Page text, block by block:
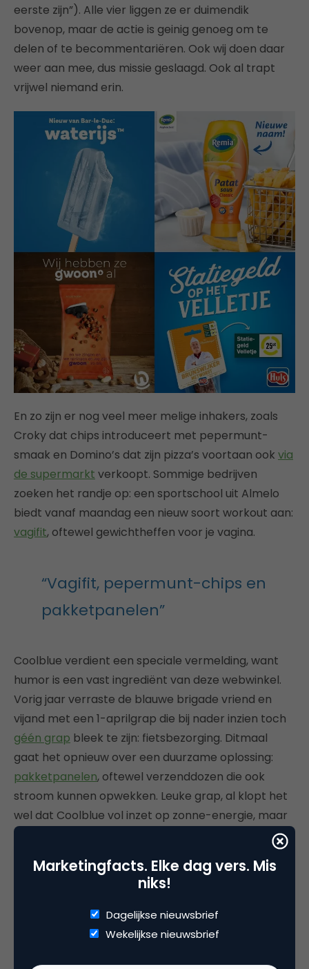
eerste zijn”). Alle vier liggen ze er duimendik
bovenop, maar de actie is geinig genoeg om te
delen of te becommentariëren. Ook wij doen daar
weer aan mee, dus missie geslaagd. Ook al trapt
vrijwel niemand erin.
En zo zijn er nog veel meer melige inhakers, zoals
Croky dat chips introduceert met pepermunt-
smaak en Domino’s dat zijn pizza’s voortaan ook via
de supermarkt verkoopt. Sommige bedrijven
zoeken het randje op: een sportschool uit Almelo
biedt vanaf maandag een nieuw soort workout aan:
vagifit, oftewel gewichtheffen voor je vagina.
“Vagifit, pepermunt-chips en
pakketpanelen”
Coolblue verdient een speciale vermelding, want
humor is een vast ingrediënt van deze webwinkel.
Vorig jaar verraste de blauwe brigade vriend en
vijand met een 1-aprilgrap die bij nader inzien toch
géén grap bleek te zijn: fietsbezorging. Ditmaal
gaat het opnieuw over een duurzame oplossing:
pakketpanelen, oftewel verzenddozen die ook
stroom kunnen opwekken. Leuke grap, al klopt het
wel dat Coolblue vol inzet op zonne-energie, maar
dan vooral op de daken van de eigen
Marketingfacts. Elke dag vers. Mis
niks!
Dagelijkse nieuwsbrief
Wekelijkse nieuwsbrief